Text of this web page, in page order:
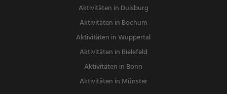
Aktivitäten in Duisburg
Aktivitäten in Bochum
Aktivitäten in Wuppertal
Aktivitäten in Bielefeld
Aktivitäten in Bonn
Aktivitäten in Münster